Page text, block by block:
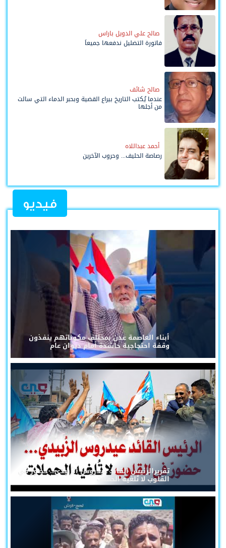
صالح علي الدويل باراس
فاتورة التضليل ندفعها جميعاً
صالح شائف
عندما يُكتب التاريخ بيراع القضية وبحبر الدماء التي سالت
من أجلها
أحمد عبداللاه
رصاصة الحليف... وحروب الآخرين
فيديو
أبناء العاصمة عدن بمختلف مكوناتهم ينفذون
وقفة احتجاجية حاشدة أمام ديوان عام
تقريرالرئيس القائد عيدروس الزُبيدي... حضورٌ في
القلوب لا تُلغيه الحملات